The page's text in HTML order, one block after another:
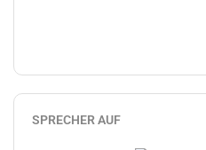
SPRECHER AUF